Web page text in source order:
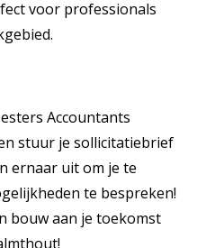
voor professionals
Accountants
stuur je sollicitatiebrief
ernaar uit om je te
te bespreken!
bouw aan je toekomst